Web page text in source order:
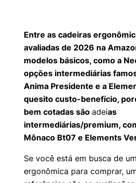
Entre as cadeiras
avaliadas de 2026 na
modelos básicos, como a
opções intermediárias
Anima Presidente e a
quesito custo-benefício,
bem cotadas são adeias
intermediárias/premium,
Mônaco Bt07 e Elements
Se você está em busca de
ergonômica para comprar,